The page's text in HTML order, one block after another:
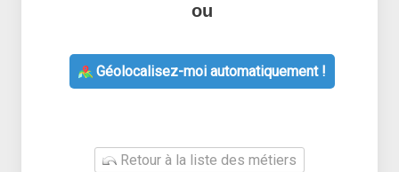
ou
Géolocalisez-moi automatiquement !
Retour à la liste des métiers